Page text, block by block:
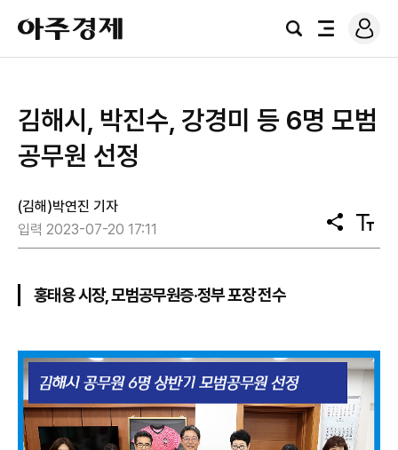
아
주
경
검
전
로
그
​김해시, 박진수, 강경미 등 6명 모범
공무원 선정
(김해)박연진 기자
입력 2023-07-20 17:11
공
유
텍
스
홍태용 시장, 모범공무원증·정부 포장 전수